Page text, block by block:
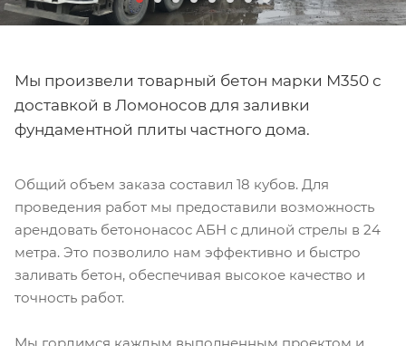
Мы произвели товарный бетон марки М350 с
доставкой в Ломоносов для заливки
фундаментной плиты частного дома.
Общий объем заказа составил 18 кубов. Для
проведения работ мы предоставили возможность
арендовать бетононасос АБН с длиной стрелы в 24
метра. Это позволило нам эффективно и быстро
заливать бетон, обеспечивая высокое качество и
точность работ.